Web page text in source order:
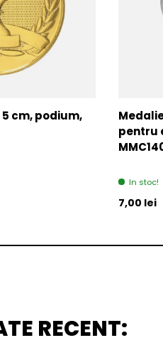
cm, podium,
pentru
In stoc!
Pret
7,00 lei
RECENT: